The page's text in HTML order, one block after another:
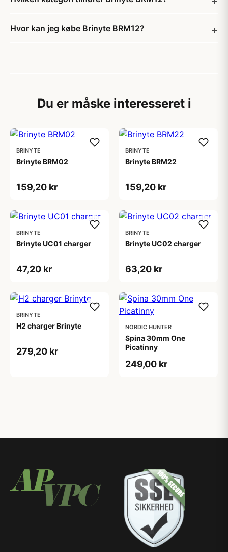
Hvor kan jeg købe Brinyte BRM12?
Du er måske interesseret i
BRINYTE
Brinyte BRM02
159,20 kr
BRINYTE
Brinyte BRM22
159,20 kr
BRINYTE
Brinyte UC01 charger
47,20 kr
BRINYTE
Brinyte UC02 charger
63,20 kr
BRINYTE
H2 charger Brinyte
279,20 kr
NORDIC HUNTER
Spina 30mm One
Picatinny
249,00 kr